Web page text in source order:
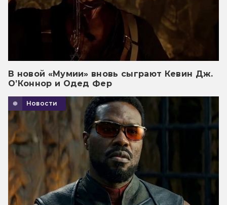
В новой «Мумии» вновь сыграют Кевин Дж.
О’Коннор и Одед Фер
Новости